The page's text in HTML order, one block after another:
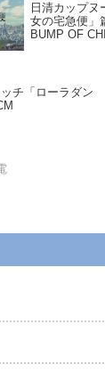
日清カップヌ
女の宅急便」
BUMP OF
チ「ローラダン